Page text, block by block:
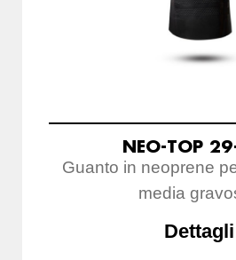
NEO-TOP
Guanto in neoprene
media
Dettagli